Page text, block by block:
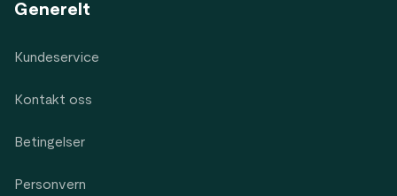
Generelt
Kundeservice
Kontakt oss
Betingelser
Personvern